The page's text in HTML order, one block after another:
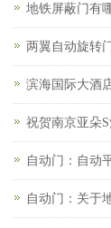
地铁屏蔽门有
两翼自动旋转
滨海国际大酒
祝贺南京亚朵
自动门：自动
自动门：关于